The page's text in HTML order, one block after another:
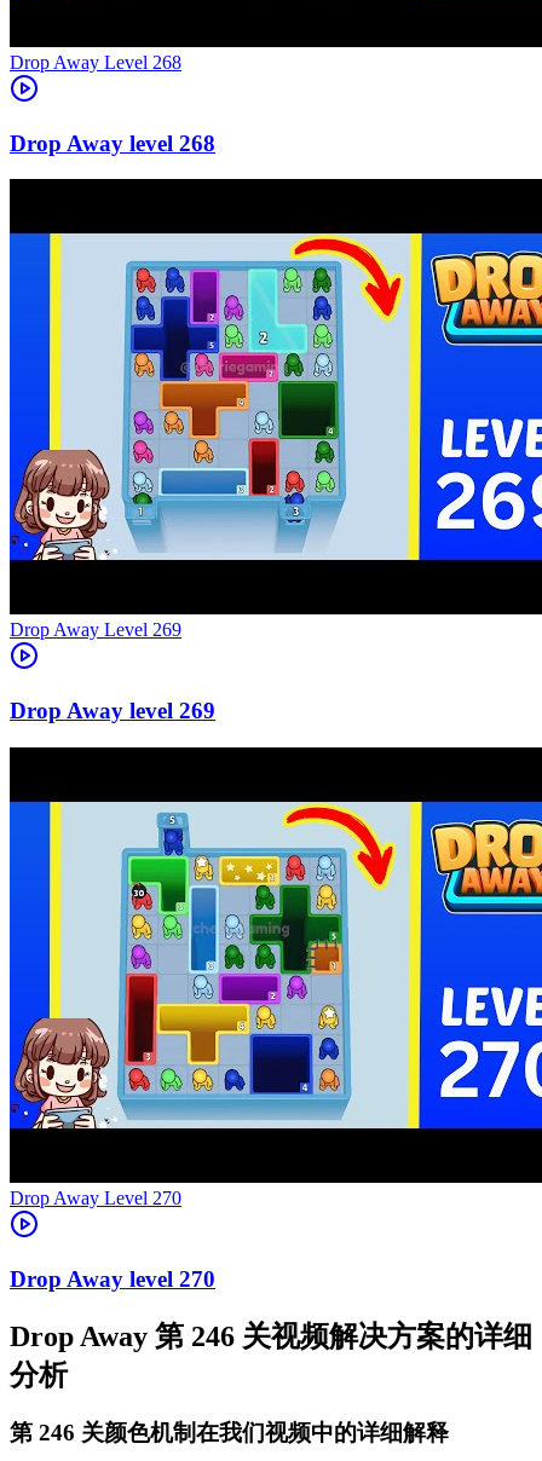
Level 268
268
Level 269
269
Level 270
270
Drop Away 第 246 关视频解决方案的详细
分析
第 246 关颜色机制在我们视频中的详细解释